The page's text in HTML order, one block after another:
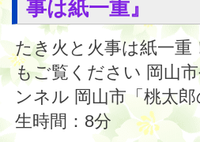
事は紙一重』
たき火と火事は紙一重
もご覧ください 岡山
ンネル 岡山市「桃太
生時間：8分